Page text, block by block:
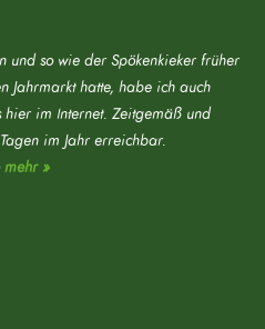
und so wie der Spökenkieker früher
Jahrmarkt hatte, habe ich auch
im Internet. Zeitgemäß und
im Jahr erreichbar.
mehr »